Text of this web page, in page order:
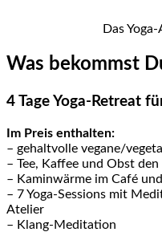
Das
Was bekommst
4 Tage Yoga-Retreat
Im Preis enthalten:
– gehaltvolle vegane/
– Tee, Kaffee und Obst den
– Kaminwärme im Café
– 7 Yoga-Sessions mit
Atelier
– Klang-Meditation